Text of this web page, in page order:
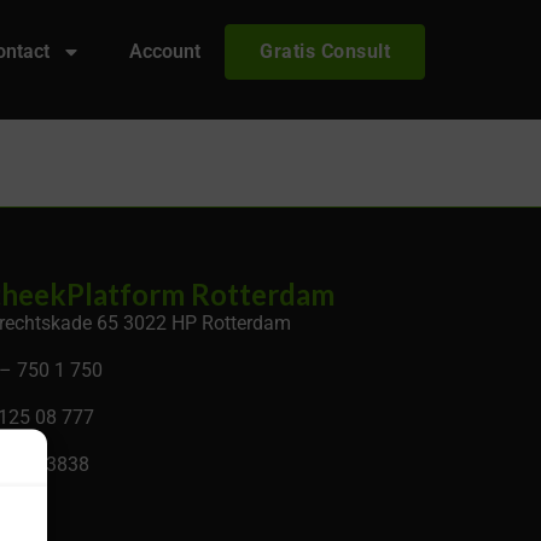
Account Gratis Consult
Rotterdam
65 3022 HP Rotterdam
750 1 750
08 777
34133838